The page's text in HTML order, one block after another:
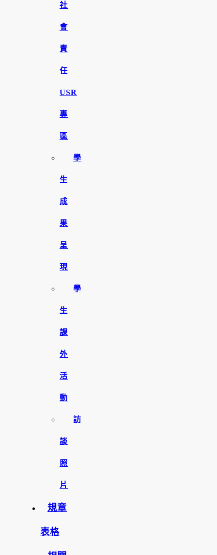
社
會
責
任
USR
專
區
學
生
成
果
呈
現
學
生
課
外
活
動
訪
談
照
片
規章
表格